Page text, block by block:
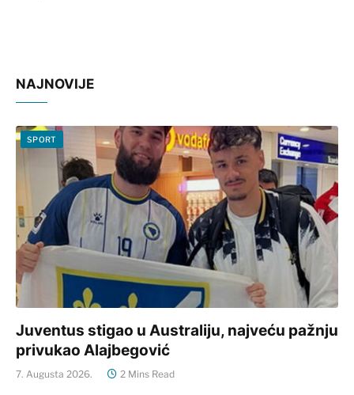
NAJNOVIJE
SPORT
Juventus stigao u Australiju, najveću pažnju
privukao Alajbegović
7. Augusta 2026. 2 Mins Read